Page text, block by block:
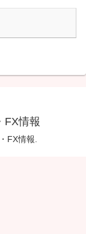
FX情報
FX情報.